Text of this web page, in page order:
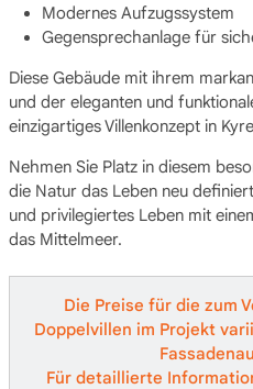
Modernes Aufzugssystem
Gegensprechanlage für
Diese Gebäude mit ihrem
und der eleganten und
einzigartiges Villenkonzept in
Nehmen Sie Platz in diesem
die Natur das Leben neu
und privilegiertes Leben mit
das Mittelmeer.
Die Preise für die zum
Doppelvillen im Projekt
Für detaillierte